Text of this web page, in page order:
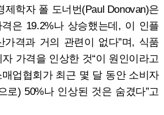
학자 폴 도너번(Paul Donovan)은
은 19.2%나 상승했는데, 이 인플
가격과 거의 관련이 없다”며, 식품
가격을 인상한 것“이 원인이라고
업협회가 최근 몇 달 동안 소비자
로) 50%나 인상된 것은 숨겼다”고